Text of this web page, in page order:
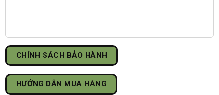
CHÍNH SÁCH BẢO HÀNH
HƯỚNG DẪN MUA HÀNG